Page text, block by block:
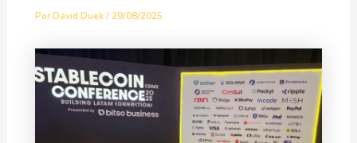
PorDavid Duek/29/08/2025